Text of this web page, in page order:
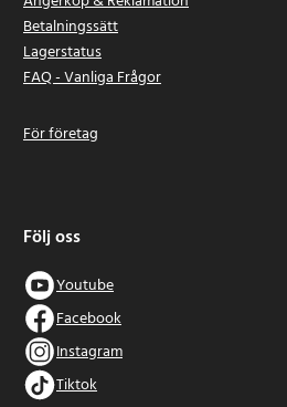
Betalningssätt
Lagerstatus
FAQ - Vanliga Frågor
För företag
Följ oss
Youtube
Facebook
Instagram
Tiktok